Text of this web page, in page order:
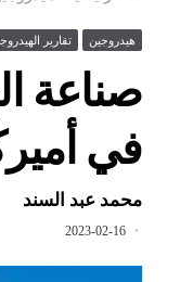
هيدروجين تقارير
صناعة
في
محمد عبد السند
2023-02-16